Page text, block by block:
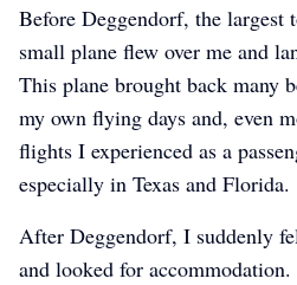
Before Deggendorf, the largest
small plane flew over me and
This plane brought back many
my own flying days and, even
flights I experienced as a
especially in Texas and Florida.
After Deggendorf, I suddenly
and looked for